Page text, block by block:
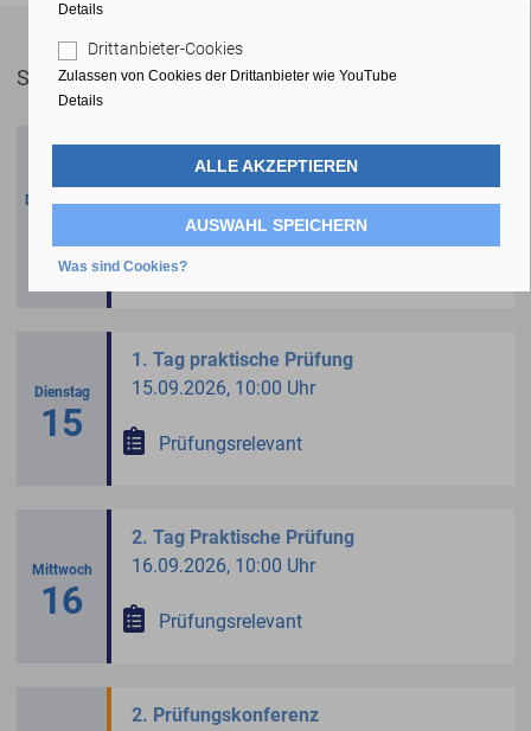
Abonnieren
September 2026
Donnerstag
10.09.2026, 10:00 Uhr - 10.09.2026, 13:00
Uhr
Prüfungsrelevant
Dienstag
15
1. Tag praktische Prüfung
15.09.2026, 10:00 Uhr
Prüfungsrelevant
Mittwoch
16
2. Tag Praktische Prüfung
16.09.2026, 10:00 Uhr
Prüfungsrelevant
2. Prüfungskonferenz
Details
Drittanbieter-Cookies
Zulassen von Cookies der Drittanbieter wie YouTube
Details
ALLE AKZEPTIEREN
AUSWAHL SPEICHERN
Was sind Cookies?